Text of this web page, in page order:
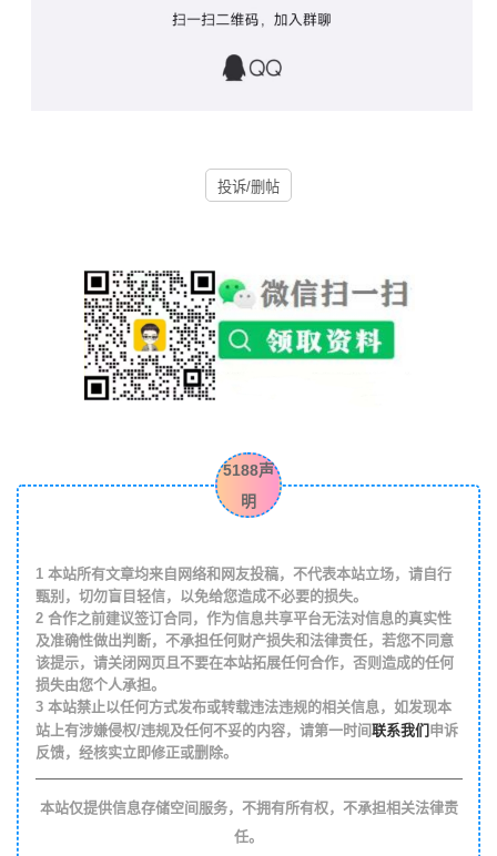
投诉/删帖
5188声
明
1本站所有文章均来自网络和网友投稿，不代表本站立场，请自行
甄别，切勿盲目轻信，以免给您造成不必要的损失。
2合作之前建议签订合同，作为信息共享平台无法对信息的真实性
及准确性做出判断，不承担任何财产损失和法律责任，若您不同意
该提示，请关闭网页且不要在本站拓展任何合作，否则造成的任何
损失由您个人承担。
3本站禁止以任何方式发布或转载违法违规的相关信息，如发现本
站上有涉嫌侵权/违规及任何不妥的内容，请第一时间联系我们申诉
反馈，经核实立即修正或删除。
本站仅提供信息存储空间服务，不拥有所有权，不承担相关法律责
任。